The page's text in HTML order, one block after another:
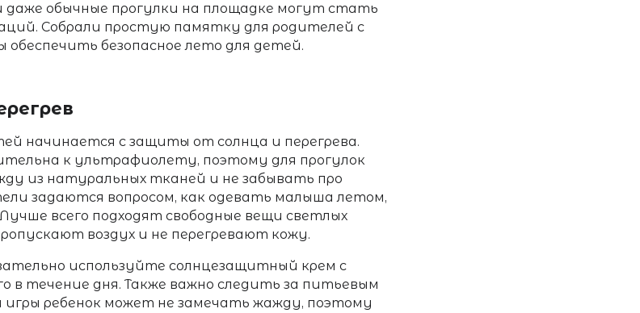
обычные прогулки на площадке могут стать
Собрали простую памятку для родителей с
обеспечить безопасное лето для детей.
начинается с защиты от солнца и перегрева.
к ультрафиолету, поэтому для прогулок
из натуральных тканей и не забывать про
задаются вопросом, как одевать малыша летом,
всего подходят свободные вещи светлых
воздух и не перегревают кожу.
используйте солнцезащитный крем с
в течение дня. Также важно следить за питьевым
ребенок может не замечать жажду, поэтому